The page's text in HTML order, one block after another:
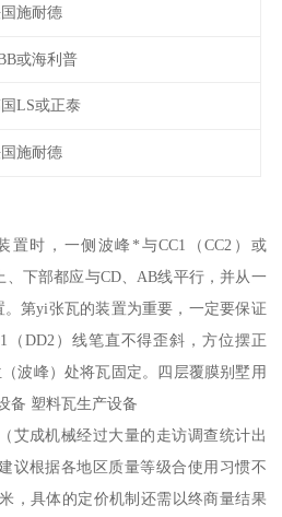
施耐德
或海利普
LS或正泰
施耐德
置时，一侧波峰*与CC1（CC2）或
、下部都应与CD、AB线平行，并从一
。第yi张瓦的装置为重要，一定要保证
（DD2）线笔直不得歪斜，方位摆正
波峰）处将瓦固定。四层覆膜别墅用
备 塑料瓦生产设备
艾成机械经过大量的走访调查统计出
议根据各地区质量等级合使用习惯不
，具体的定价机制还需以终商量结果